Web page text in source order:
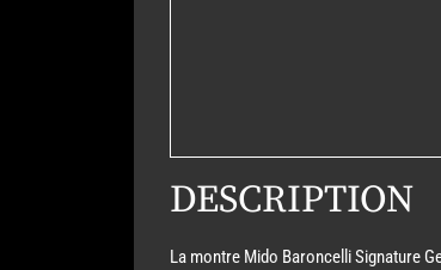
DESCRIPTION
La montre Mido Baroncelli Signature